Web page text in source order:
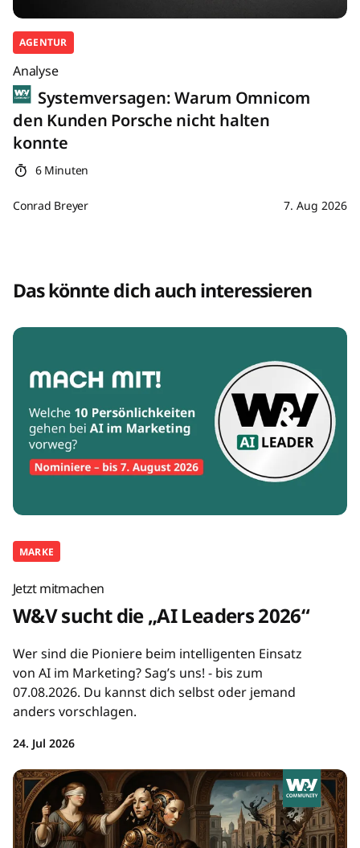
AGENTUR
Analyse
Systemversagen: Warum Omnicom
den Kunden Porsche nicht halten
konnte
6 Minuten
Conrad Breyer 7. Aug 2026
Das könnte dich auch interessieren
MARKE
Jetzt mitmachen
W&V sucht die „AI Leaders 2026“
Wer sind die Pioniere beim intelligenten Einsatz
von AI im Marketing? Sag’s uns! - bis zum
07.08.2026. Du kannst dich selbst oder jemand
anders vorschlagen.
24. Jul 2026